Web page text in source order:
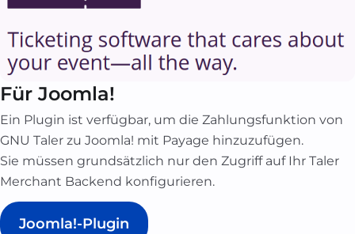
Für Joomla!
Ein Plugin ist verfügbar, um die Zahlungsfunktion von
GNU Taler zu Joomla! mit Payage hinzuzufügen.
Sie müssen grundsätzlich nur den Zugriff auf Ihr Taler
Merchant Backend konfigurieren.
Joomla!-Plugin